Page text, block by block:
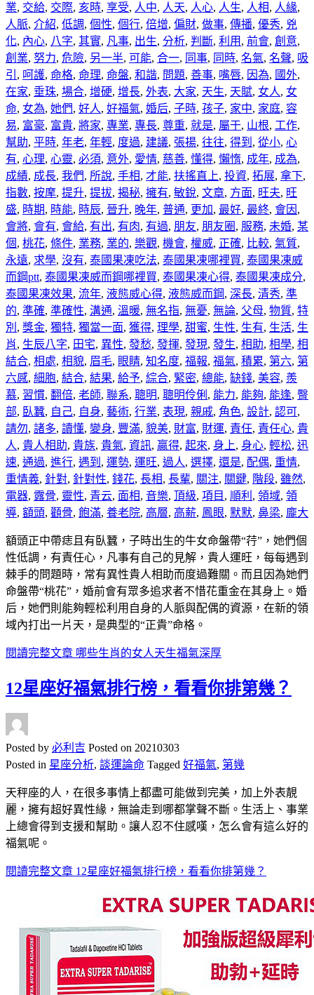
業, 交給, 交際, 亥時, 享受, 人中, 人天, 人心, 人生, 人相, 人緣,
人脈, 介紹, 低調, 個性, 個行, 倍增, 偏財, 做事, 傳播, 優秀, 兇
化, 內心, 八字, 其實, 凡事, 出生, 分析, 判斷, 利用 , 前會, 創意,
創業, 努力, 危險, 另一半, 可能, 合一, 同事, 同時, 名氣, 名聲, 吸
引 , 呵護, 命格, 命理, 命盤, 和諧, 問題, 善事, 嘴唇, 因為, 國外,
在家, 垂珠, 場合, 增硬, 增長, 外表, 大家, 天生, 天賦, 女人, 女
命, 女為, 她們, 好人, 好福氣, 婚后, 子時, 孩子, 家中, 家庭, 容
易, 富豪, 富貴, 將家, 專業, 專長, 尊重, 就是, 屬于, 山根, 工作,
幫助, 平時, 年老, 年輕, 度過, 建議, 張揚, 往往, 得到 , 從小, 心
有, 心理, 心靈, 必須, 意外, 愛情, 慈善, 懂得, 懶惰, 成年, 成為,
成績, 成長, 我們, 所說, 手相, 才能, 扶搖直上, 投資, 拓展, 拿下,
指數, 按摩, 提升, 提拔, 揭秘, 擁有, 敏銳, 文章, 方面, 旺夫, 旺
盛, 時期, 時能, 時辰, 晉升, 晚年, 普通, 更加, 最好, 最終, 會因 ,
會將, 會有, 會給, 有出, 有肉, 有過, 朋友, 朋友圈 , 服務, 未婚, 某
個, 桃花, 條件, 業務, 業的, 樂觀, 機會, 權威, 正確, 比較, 氣質,
永遠, 求學, 沒有, 泰國果凍吃法, 泰國果凍哪裡買, 泰國果凍威
而鋼ptt, 泰國果凍威而鋼哪裡買, 泰國果凍心得, 泰國果凍成分,
泰國果凍效果, 流年, 液態威心得, 液態威而鋼, 深長, 清秀, 準
的, 準確, 準確性, 溝通, 溫暖, 無名指, 無憂, 無論, 父母, 物質, 特
別 , 獎金, 獨特, 獨當一面, 獲得, 理學, 甜蜜, 生性, 生有, 生活, 生
肖, 生辰八字, 田宅, 異性, 發愁, 發揮, 發現, 發生, 相助, 相學, 相
結合, 相處, 相貌, 眉毛, 眼睛, 知名度, 福報, 福氣, 積累, 第六, 第
六感, 細胞, 結合, 結果, 給予, 綜合, 緊密, 總能, 缺錢, 美容, 羨
慕, 習慣, 翻倍, 老師, 聯系, 聰明, 聰明伶俐 , 能力, 能夠, 能逢, 臀
部, 臥蠶, 自己, 自身, 藝術, 行業, 表現, 親戚, 角色, 設計, 認可,
請勿, 諸多, 讀懂, 變身, 豐滿, 貌美, 財富, 財運, 責任, 責任心, 貴
人, 貴人相助, 貴族, 貴氣, 資訊, 贏得, 起來, 身上, 身心, 輕松, 迅
速, 通過, 進行, 遇到 , 運勢, 運旺, 過人, 選擇, 還是, 配偶, 重情,
重情義, 針對, 針對性, 錢花, 長相, 長輩, 關注, 關鍵, 階段, 雖然,
電器, 露骨, 靈性, 青云, 面相, 音樂, 頂級, 項目 , 順利 , 領域, 領
導, 額頭, 顴骨, 飽滿, 養老院, 高層, 高薪, 鳳眼, 默默, 鼻梁, 龐大
額頭正中帶痣且有臥蠶，子時出生的牛女命盤帶“荇”，她們個
性低調，有責任心，凡事有自己的見解，貴人運旺，每每遇到
棘手的問題時，常有異性貴人相助而度過難關。而且因為她們
命盤帶“桃花”，婚前會有眾多追求者不惜花重金在其身上。婚
后，她們則能夠輕松利用自身的人脈與配偶的資源，在新的領
域內打出一片天，是典型的“正貴”命格。
閱讀完整文章 哪些生肖的女人天生福氣深厚
12星座好福氣排行榜，看看你排第幾？
Posted by 必利吉 Posted on 20210303
Posted in 星座分析, 談運論命 Tagged 好福氣, 第幾
天秤座的人，在很多事情上都盡可能做到完美，加上外表靚
麗，擁有超好異性緣，無論走到哪都掌聲不斷。生活上、事業
上總會得到支援和幫助。讓人忍不住感嘆，怎么會有這么好的
福氣呢。
閱讀完整文章 12星座好福氣排行榜，看看你排第幾？